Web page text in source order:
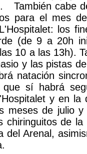
También cabe
para el mes
los
(de 9 a 20h
10 a las 13h).
y las pistas
natación
sí habrá
y en la
meses de julio
chiringuitos de
del Arenal,